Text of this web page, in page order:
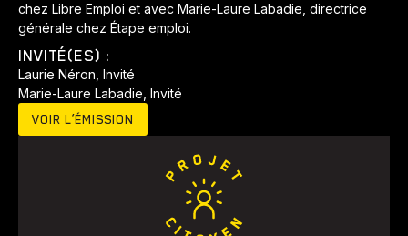
Histoires Pêche
chez Libre Emploi et avec Marie-Laure Labadie, directrice
générale chez Étape emploi.
INVITÉ(ES) :
Laurie Néron, Invité
Marie-Laure Labadie, Invité
VOIR L’ÉMISSION